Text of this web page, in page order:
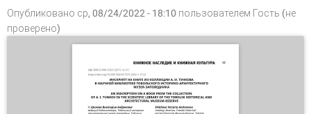
Опубликовано ср, 08/24/2022 - 18:10 пользователем Гость (не
проверено)